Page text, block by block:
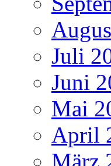
Juli
Juni
Mai
April